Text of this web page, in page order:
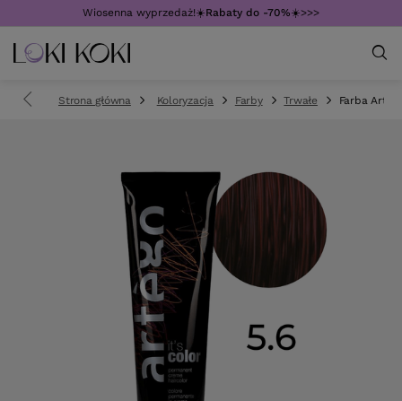
Wiosenna wyprzedaż!☀️Rabaty do -70%☀️>>>
Strona główna Koloryzacja Farby Trwałe Farba